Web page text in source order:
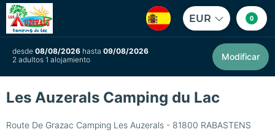
EUR 0
desde 08/08/2026 hasta 09/08/2026
2 adultos 1 alojamiento
Modificar
Les Auzerals Camping du Lac
Route De Grazac Camping Les Auzerals - 81800 RABASTENS